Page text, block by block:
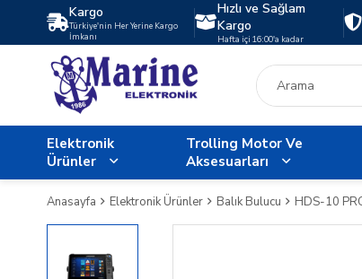
Kargo
Türkiye'nin Her Yerine Kargo
İmkanı
Hızlı ve Sağlam
Kargo
Hafta içi 16:00'a kadar
Elektronik
Ürünler
Trolling Motor Ve
Aksesuarları
Anasayfa Elektronik Ürünler Balık Bulucu HDS-10